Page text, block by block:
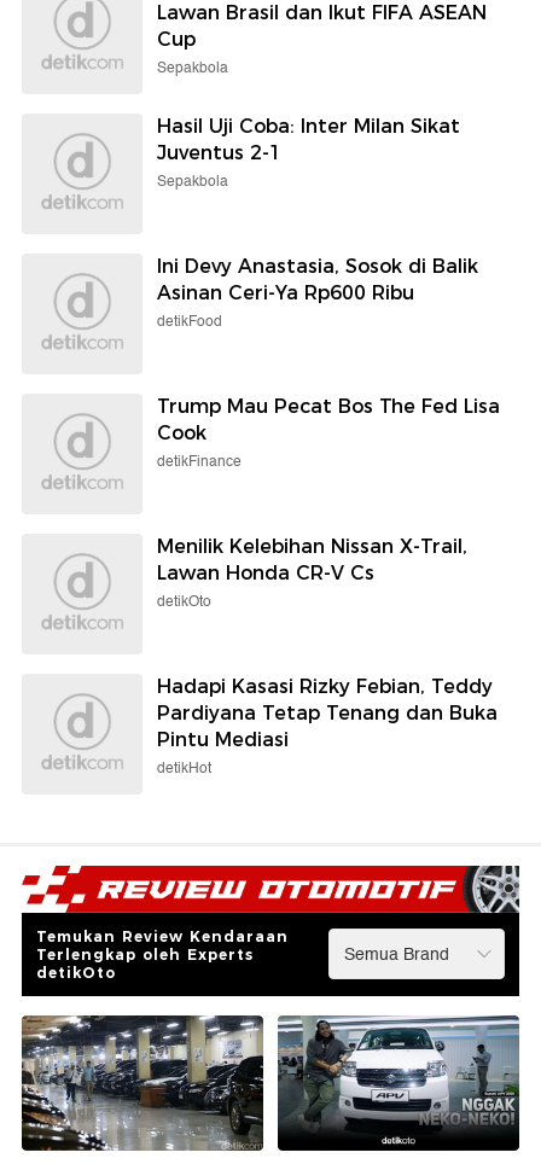
Lawan Brasil dan Ikut FIFA ASEAN
Cup
Sepakbola
Hasil Uji Coba: Inter Milan Sikat
Juventus 2-1
Sepakbola
Ini Devy Anastasia, Sosok di Balik
Asinan Ceri-Ya Rp600 Ribu
detikFood
Trump Mau Pecat Bos The Fed Lisa
Cook
detikFinance
Menilik Kelebihan Nissan X-Trail,
Lawan Honda CR-V Cs
detikOto
Hadapi Kasasi Rizky Febian, Teddy
Pardiyana Tetap Tenang dan Buka
Pintu Mediasi
detikHot
Temukan Review Kendaraan
Terlengkap oleh Experts
detikOto